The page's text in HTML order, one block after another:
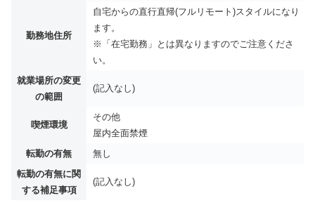
勤務地住所
自宅からの直行直帰(フルリモート)スタイルになり
ます。
※「在宅勤務」とは異なりますのでご注意くださ
い。
就業場所の変更
の範囲
(記入なし)
喫煙環境
その他
屋内全面禁煙
転勤の有無
無し
転勤の有無に関
する補足事項
(記入なし)